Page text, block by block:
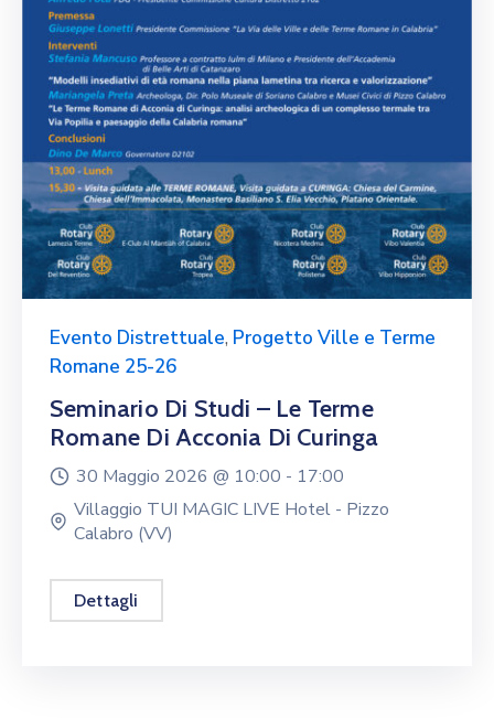
Evento Distrettuale, Progetto Ville e Terme
Romane 25-26
Seminario Di Studi – Le Terme
Romane Di Acconia Di Curinga
30 Maggio 2026 @ 10:00 - 17:00
Villaggio TUI MAGIC LIVE Hotel - Pizzo
Calabro (VV)
Dettagli